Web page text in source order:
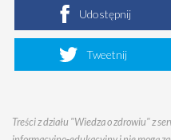
Udostępnij
Tweetnij
Treści z działu "Wiedza o zdrowiu" z